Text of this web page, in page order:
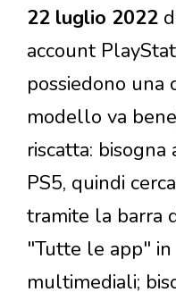
22 luglio 2022
account
possiedono una
modello va
riscatta:
PS5, quindi
tramite la barra
"Tutte le app"
multimediali;